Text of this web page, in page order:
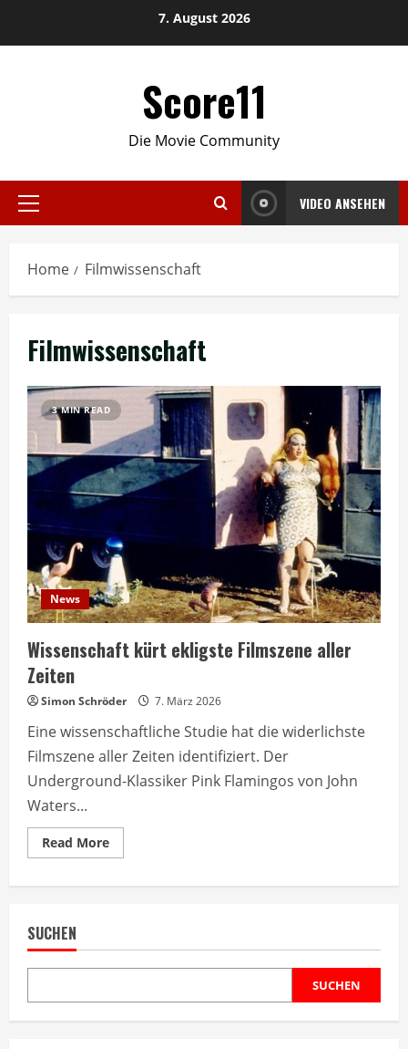
7. August 2026
Score11
Die Movie Community
Primary
VIDEO ANSEHEN
Home Filmwissenschaft
Filmwissenschaft
3 MIN READ
News
Wissenschaft kürt ekligste Filmszene aller
Zeiten
Simon Schröder 7. März 2026
Eine wissenschaftliche Studie hat die widerlichste
Filmszene aller Zeiten identifiziert. Der
Underground-Klassiker Pink Flamingos von John
Waters...
Read MoreRead
more
SUCHEN
SUCHEN